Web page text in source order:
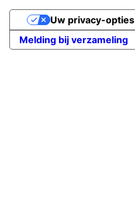
Melding bij verzameling
Uw privacy-opties